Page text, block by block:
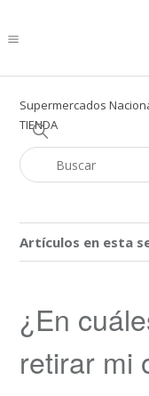
Supermercados
TIENDA
Artículos en esta
¿En
retirar mi